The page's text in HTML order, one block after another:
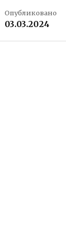
Опубликовано
03.03.2024